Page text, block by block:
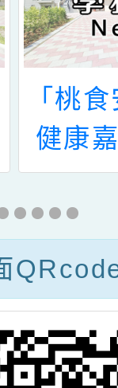
「桃
健康
舞